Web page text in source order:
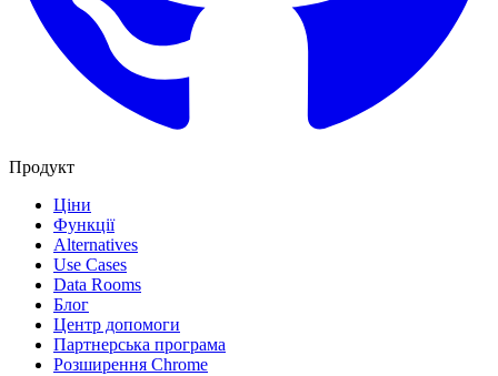
Продукт
Ціни
Функції
Alternatives
Use Cases
Data Rooms
Блог
Центр допомоги
Партнерська програма
Розширення Chrome